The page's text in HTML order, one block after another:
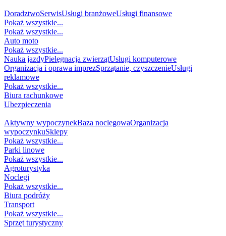
DoradztwoSerwisUsługi branżoweUsługi finansowe
Pokaż wszystkie...
Pokaż wszystkie...
Auto moto
Pokaż wszystkie...
Nauka jazdyPielęgnacja zwierzątUsługi komputerowe
Organizacja i oprawa imprezSprzątanie, czyszczenieUsługi
reklamowe
Pokaż wszystkie...
Biura rachunkowe
Ubezpieczenia
Aktywny wypoczynekBaza noclegowaOrganizacja
wypoczynkuSklepy
Pokaż wszystkie...
Parki linowe
Pokaż wszystkie...
Agroturystyka
Noclegi
Pokaż wszystkie...
Biura podróży
Transport
Pokaż wszystkie...
Sprzęt turystyczny